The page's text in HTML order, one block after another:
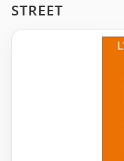
STREET